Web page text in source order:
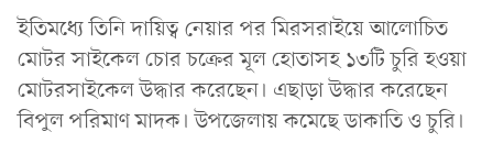
ইতিমধ্যে তিনি দায়িত্ব নেয়ার পর মিরসরাইয়ে আলোচিত
মোটর সাইকেল চোর চক্রের মূল হোতাসহ ১৩টি চুরি হওয়া
মোটরসাইকেল উদ্ধার করেছেন। এছাড়া উদ্ধার করেছেন
বিপুল পরিমাণ মাদক। উপজেলায় কমেছে ডাকাতি ও চুরি।